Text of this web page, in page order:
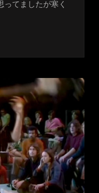
ってましたが寒く